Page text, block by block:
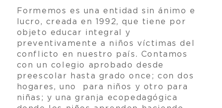
Formemos es una entidad sin ánimo e
lucro, creada en 1992, que tiene por
objeto educar integral y
preventivamente a niños víctimas del
conflicto en nuestro país. Contamos
con un colegio aprobado desde
preescolar hasta grado once; con dos
hogares, uno para niños y otro para
niñas; y una granja ecopedagógica